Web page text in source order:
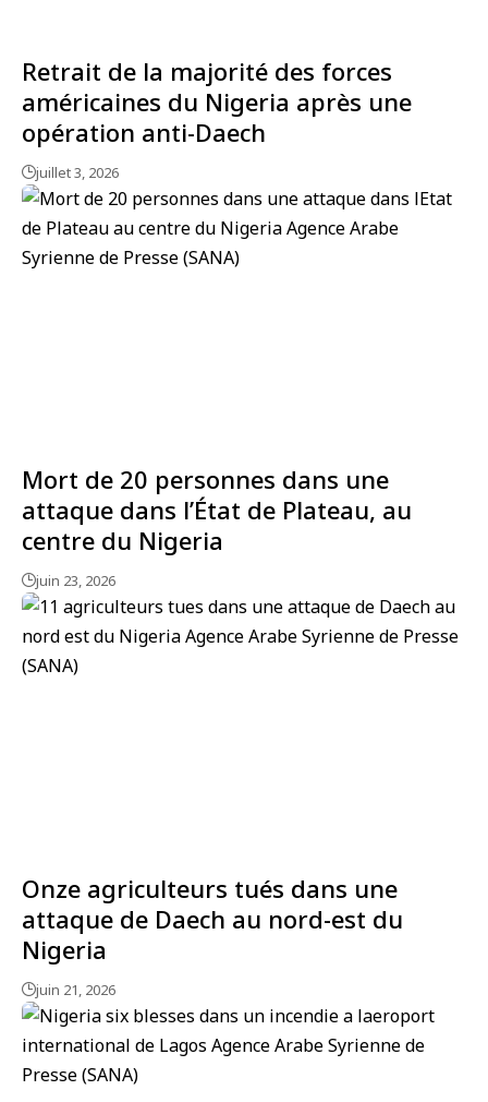
Retrait de la majorité des forces
américaines du Nigeria après une
opération anti-Daech
juillet 3, 2026
Mort de 20 personnes dans une
attaque dans l’État de Plateau, au
centre du Nigeria
juin 23, 2026
Onze agriculteurs tués dans une
attaque de Daech au nord-est du
Nigeria
juin 21, 2026